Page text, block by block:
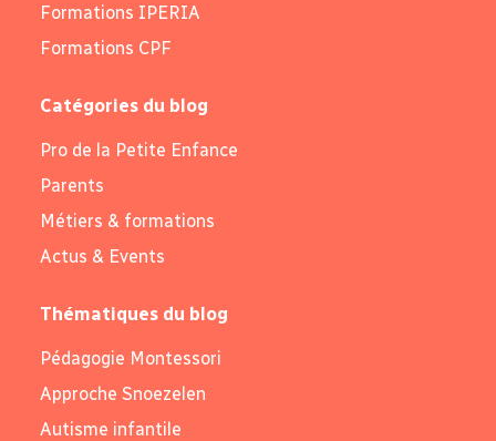
Formations IPERIA
Formations CPF
Catégories du blog
Pro de la Petite Enfance
Parents
Métiers & formations
Actus & Events
Thématiques du blog
Pédagogie Montessori
Approche Snoezelen
Autisme infantile